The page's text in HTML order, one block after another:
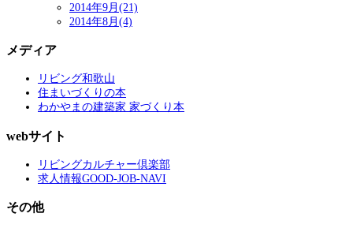
2014年9月(21)
2014年8月(4)
メディア
リビング和歌山
住まいづくりの本
わかやまの建築家 家づくり本
webサイト
リビングカルチャー倶楽部
求人情報GOOD-JOB-NAVI
その他